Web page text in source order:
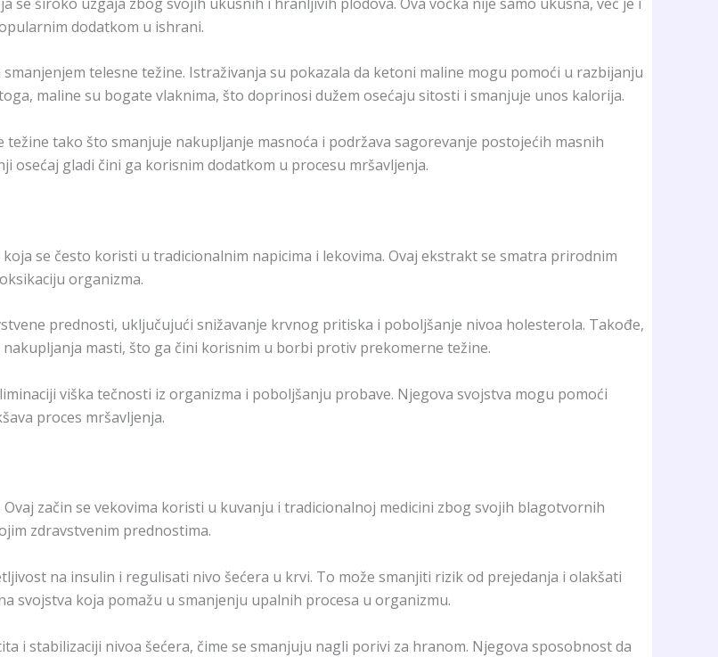
dodatkom u ishrani.
telesne težine. Istraživanja su pokazala da ketoni maline mogu pomoći u razbijanju
maline su bogate vlaknima, što doprinosi dužem osećaju sitosti i smanjuje unos kalorija.
tako što smanjuje nakupljanje masnoća i podržava sagorevanje postojećih masnih
osećaj gladi čini ga korisnim dodatkom u procesu mršavljenja.
se često koristi u tradicionalnim napicima i lekovima. Ovaj ekstrakt se smatra prirodnim
organizma.
prednosti, uključujući snižavanje krvnog pritiska i poboljšanje nivoa holesterola. Takođe,
masti, što ga čini korisnim u borbi protiv prekomerne težine.
viška tečnosti iz organizma i poboljšanju probave. Njegova svojstva mogu pomoći
proces mršavljenja.
začin se vekovima koristi u kuvanju i tradicionalnoj medicini zbog svojih blagotvornih
zdravstvenim prednostima.
na insulin i regulisati nivo šećera u krvi. To može smanjiti rizik od prejedanja i olakšati
svojstva koja pomažu u smanjenju upalnih procesa u organizmu.
i stabilizaciji nivoa šećera, čime se smanjuju nagli porivi za hranom. Njegova sposobnost da